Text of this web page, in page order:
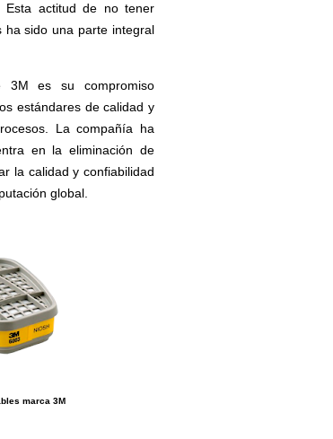
Esta actitud de no tener
ha sido una parte integral
3M es su compromiso
estándares de calidad y
La compañía ha
en la eliminación de
la calidad y confiabilidad
global.
marca 3M